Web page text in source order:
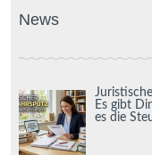
News
Es gibt
es die